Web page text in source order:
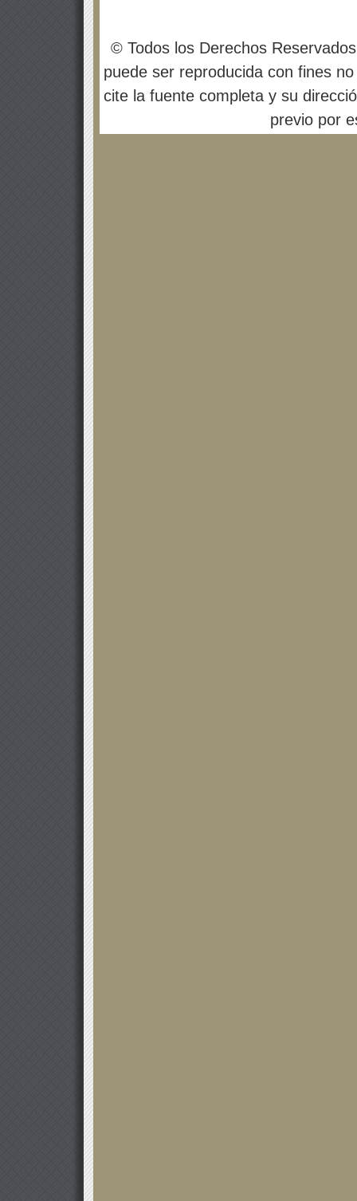
© Todos los Derechos
puede ser reproducida con fines
cite la fuente completa y su
previo por